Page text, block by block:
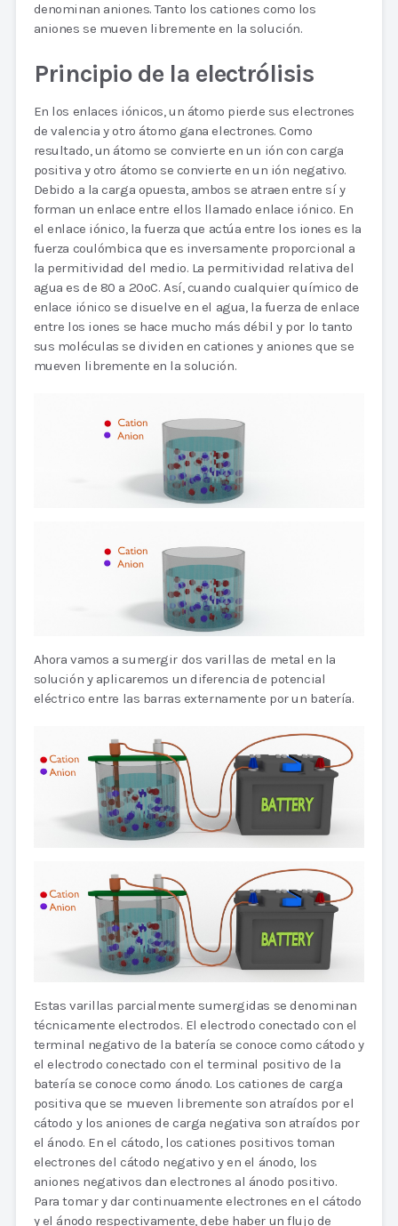
denominan aniones. Tanto los cationes como los
aniones se mueven libremente en la solución.
Principio de la electrólisis
En los enlaces iónicos, un átomo pierde sus electrones
de valencia y otro átomo gana electrones. Como
resultado, un átomo se convierte en un ión con carga
positiva y otro átomo se convierte en un ión negativo.
Debido a la carga opuesta, ambos se atraen entre sí y
forman un enlace entre ellos llamado enlace iónico. En
el enlace iónico, la fuerza que actúa entre los iones es la
fuerza coulómbica que es inversamente proporcional a
la permitividad del medio. La permitividad relativa del
agua es de 80 a 20oC. Así, cuando cualquier químico de
enlace iónico se disuelve en el agua, la fuerza de enlace
entre los iones se hace mucho más débil y por lo tanto
sus moléculas se dividen en cationes y aniones que se
mueven libremente en la solución.
Ahora vamos a sumergir dos varillas de metal en la
solución y aplicaremos un diferencia de potencial
eléctrico entre las barras externamente por un batería.
Estas varillas parcialmente sumergidas se denominan
técnicamente electrodos. El electrodo conectado con el
terminal negativo de la batería se conoce como cátodo y
el electrodo conectado con el terminal positivo de la
batería se conoce como ánodo. Los cationes de carga
positiva que se mueven libremente son atraídos por el
cátodo y los aniones de carga negativa son atraídos por
el ánodo. En el cátodo, los cationes positivos toman
electrones del cátodo negativo y en el ánodo, los
aniones negativos dan electrones al ánodo positivo.
Para tomar y dar continuamente electrones en el cátodo
y el ánodo respectivamente, debe haber un flujo de